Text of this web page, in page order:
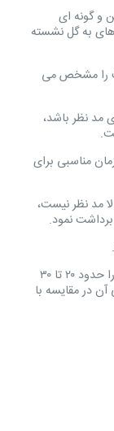
و گونه ای
های به گل نشسته
را مشخص می
مد نظر باشد،
۲۸ روز یا کمتر زمان مناسبی برای
مد نظر نیست،
اگر چه برداشت در زمان غنچه دهی میزان تولید را حدود ۲۰ تا ۳۰
در مقایسه با